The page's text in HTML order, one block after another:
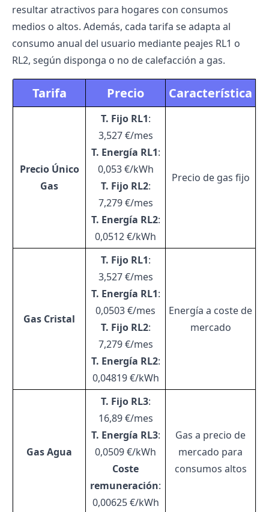
resultar atractivos para hogares con consumos
medios o altos. Además, cada tarifa se adapta al
consumo anual del usuario mediante peajes RL1 o
RL2, según disponga o no de calefacción a gas.
Tarifa Precio Característica
Precio Único
Gas
T. Fijo RL1:
3,527 €/mes
T. Energía RL1:
0,053 €/kWh
T. Fijo RL2:
7,279 €/mes
T. Energía RL2:
0,0512 €/kWh
Precio de gas fijo
Gas Cristal
T. Fijo RL1:
3,527 €/mes
T. Energía RL1:
0,0503 €/mes
T. Fijo RL2:
7,279 €/mes
T. Energía RL2:
0,04819 €/kWh
Energía a coste de
mercado
Gas Agua
T. Fijo RL3:
16,89 €/mes
T. Energía RL3:
0,0509 €/kWh
Coste
remuneración:
0,00625 €/kWh
Gas a precio de
mercado para
consumos altos